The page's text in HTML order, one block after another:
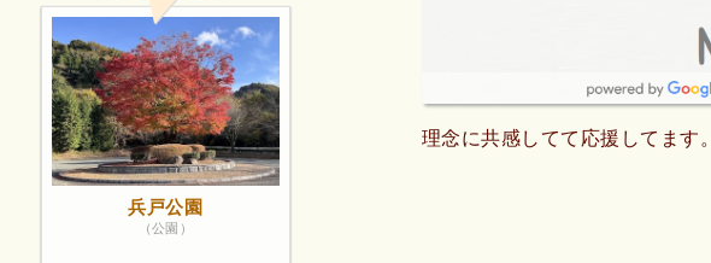
理念に共感してて応援してます。
兵戸公園
（公園）